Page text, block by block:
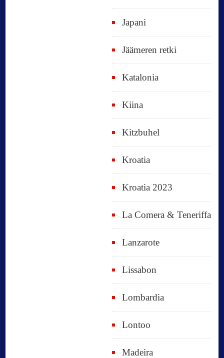
Japani
Jäämeren retki
Katalonia
Kiina
Kitzbuhel
Kroatia
Kroatia 2023
La Comera & Teneriffa
Lanzarote
Lissabon
Lombardia
Lontoo
Madeira